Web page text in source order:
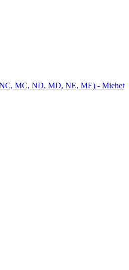
MC, ND, MD, NE, ME) - Miehet